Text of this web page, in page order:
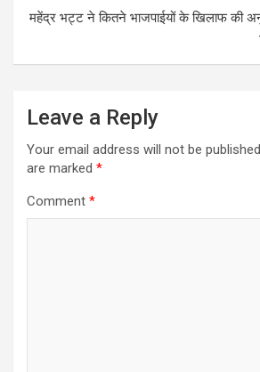
महेंद्र भट्ट ने कितने भाजपाईयों के खिलाफ की
Leave a Reply
Your email address will not be
are marked *
Comment *